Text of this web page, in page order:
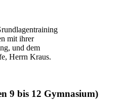
mit ihrer
und dem
Herrn Kraus.
9 bis 12 Gymnasium)